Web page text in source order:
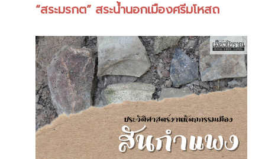
“สระมรกต” สระน้ำนอกเมืองศรีมโหสถ